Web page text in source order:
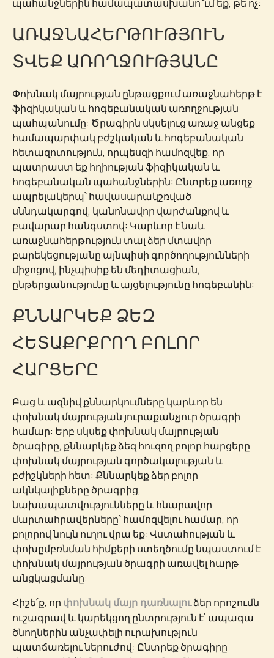
պահանջներին համապատասխանո՞ւմ եք, թե ոչ:
ԱՌԱՋՆԱՀԵՐԹՈՒԹՅՈՒՆ
ՏՎԵՔ ԱՌՈՂՋՈՒԹՅԱՆԸ
Փոխնակ մայրության ընթացքում առաջնահերթ է
ֆիզիկական և հոգեբանական առողջության
պահպանումը: Ծրագիրն սկսելուց առաջ անցեք
համապարփակ բժշկական և հոգեբանական
հետազոտություն, որպեսզի համոզվեք, որ
պատրաստ եք հղիության ֆիզիկական և
հոգեբանական պահանջներին: Ընտրեք առողջ
ապրելակերպ՝ հավասարակշռված
սննդակարգով, կանոնավոր վարժանքով և
բավարար հանգստով: Կարևոր է նաև
առաջնահերթություն տալ ձեր մտավոր
բարեկեցությանը այնպիսի գործողությունների
միջոցով, ինչպիսիք են մեդիտացիան,
ընթերցանությունը և այցելությունը հոգեբանին:
ՔՆՆԱՐԿԵՔ ՁԵԶ
ՀԵՏԱՔՐՔՐՈՂ ԲՈԼՈՐ
ՀԱՐՑԵՐԸ
Բաց և ազնիվ քննարկումները կարևոր են
փոխնակ մայրության յուրաքանչյուր ծրագրի
համար: Երբ սկսեք փոխնակ մայրության
ծրագիրը, քննարկեք ձեզ հուզող բոլոր հարցերը
փոխնակ մայրության գործակալության և
բժիշկների հետ: Քննարկեք ձեր բոլոր
ակնկալիքները ծրագրից,
նախապատվությունները և հնարավոր
մարտահրավերները՝ համոզվելու համար, որ
բոլորով նույն ուղու վրա եք: Վստահության և
փոխըմբռնման հիմքերի ստեղծումը նպաստում է
փոխնակ մայրության ծրագրի առավել հարթ
անցկացմանը:
Հիշե՛ք, որ փոխնակ մայր դառնալուձեր որոշումն
ուշագրավ և կարեկցող ընտրություն է՝ ապագա
ծնողներին անչափելի ուրախություն
պատճառելու ներուժով: Ընտրեք ծրագիրը